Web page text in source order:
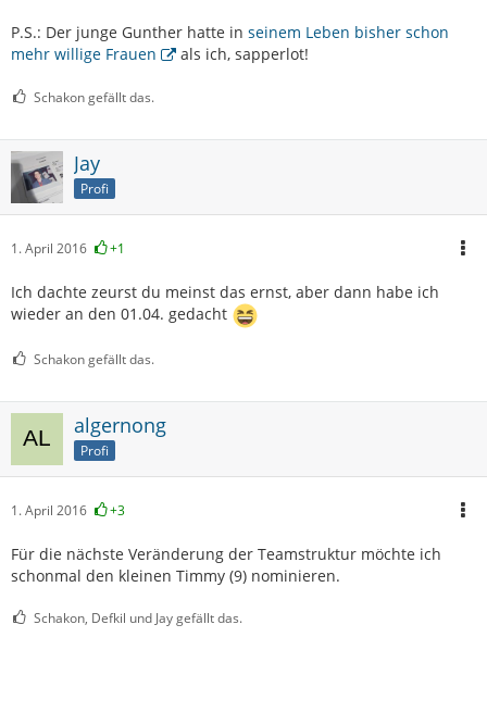
P.S.: Der junge Gunther hatte in seinem Leben bisher schon
mehr willige Frauen
als ich, sapperlot!
Schakon gefällt das.
Jay
Profi
1. April 2016 +1
Ich dachte zeurst du meinst das ernst, aber dann habe ich
wieder an den 01.04. gedacht
Schakon gefällt das.
algernong
Profi
1. April 2016 +3
Für die nächste Veränderung der Teamstruktur möchte ich
schonmal den kleinen Timmy (9) nominieren.
Schakon, Defkil und Jay gefällt das.